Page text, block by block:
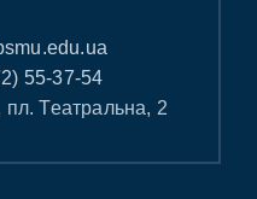
55-37-54
пл. Театральна, 2